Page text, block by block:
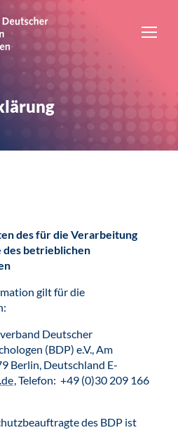
des für die Verarbeitung
betrieblichen
gilt für die
Deutscher
(BDP) e.V., Am
Berlin, Deutschland E-
, Telefon: +49 (0)30 209 166
des BDP ist